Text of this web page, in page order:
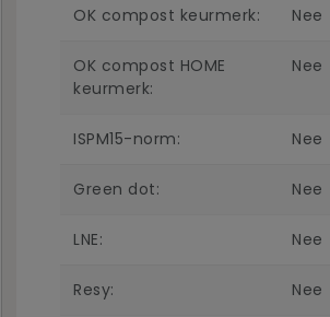
OK compost keurmerk: Nee
OK compost HOME
keurmerk:
Nee
ISPM15-norm: Nee
Green dot: Nee
LNE: Nee
Resy: Nee